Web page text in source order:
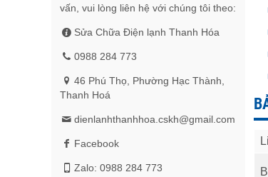
vấn, vui lòng liên hệ với chúng tôi theo:
Sửa Chữa Điện lạnh Thanh Hóa
0988 284 773
46 Phú Thọ, Phường Hạc Thành,
Thanh Hoá
dienlanhthanhhoa.cskh@gmail.com
Facebook
Zalo: 0988 284 773